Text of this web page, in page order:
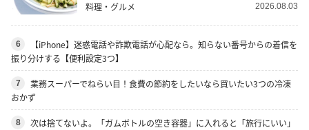
料理・グルメ 2026.08.03
6
【iPhone】迷惑電話や詐欺電話が心配なら。知らない番号からの着信を
振り分けする【便利設定3つ】
7
業務スーパーでねらい目！食費の節約をしたいなら買いたい3つの冷凍
おかず
8
次は捨てないよ。「ガムボトルの空き容器」に入れると「旅行にいい」